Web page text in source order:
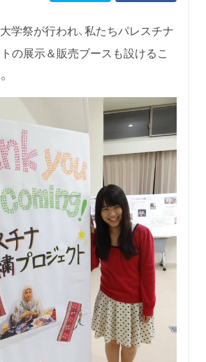
学祭が行われ、私たちパレスチナ
の展示＆販売ブースも設けるこ